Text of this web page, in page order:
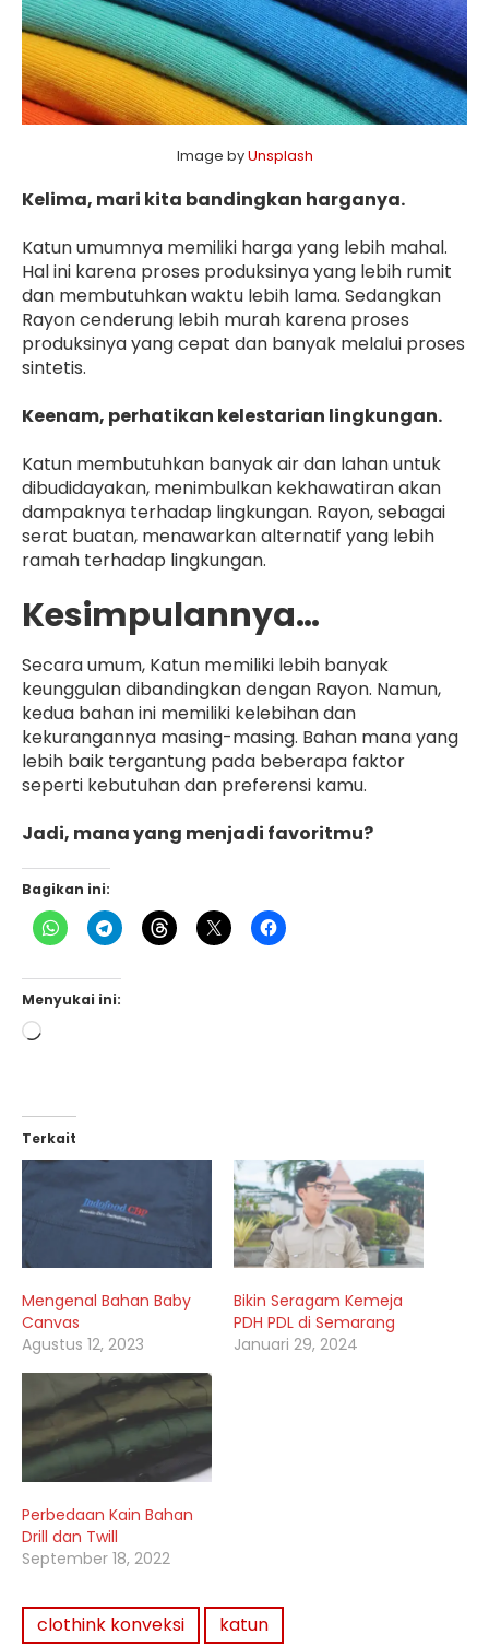
Image byUnsplash
Kelima, mari kita bandingkan harganya.
Katun umumnya memiliki harga yang lebih mahal.
Hal ini karena proses produksinya yang lebih rumit
dan membutuhkan waktu lebih lama. Sedangkan
Rayon cenderung lebih murah karena proses
produksinya yang cepat dan banyak melalui proses
sintetis.
Keenam, perhatikan kelestarian lingkungan.
Katun membutuhkan banyak air dan lahan untuk
dibudidayakan, menimbulkan kekhawatiran akan
dampaknya terhadap lingkungan. Rayon, sebagai
serat buatan, menawarkan alternatif yang lebih
ramah terhadap lingkungan.
Kesimpulannya…
Secara umum, Katun memiliki lebih banyak
keunggulan dibandingkan dengan Rayon. Namun,
kedua bahan ini memiliki kelebihan dan
kekurangannya masing-masing. Bahan mana yang
lebih baik tergantung pada beberapa faktor
seperti kebutuhan dan preferensi kamu.
Jadi, mana yang menjadi favoritmu?
Bagikan ini:
Menyukai ini:
Memuat...
Terkait
Mengenal Bahan Baby
Canvas
Agustus 12, 2023
Bikin Seragam Kemeja
PDH PDL di Semarang
Januari 29, 2024
Perbedaan Kain Bahan
Drill dan Twill
September 18, 2022
clothink konveksi katun